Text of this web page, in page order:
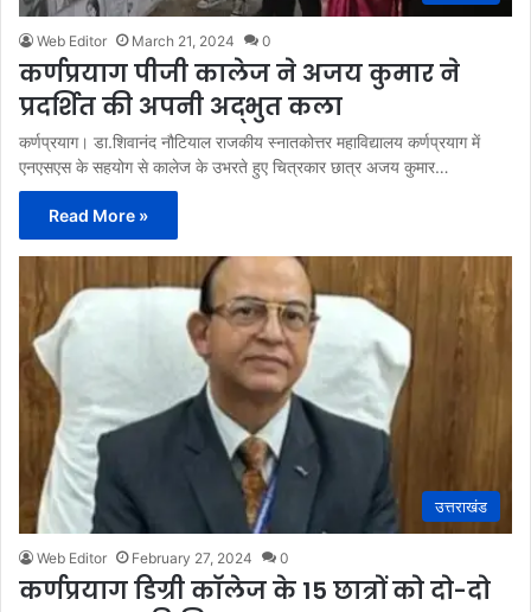
Web Editor March 21, 2024 0
कर्णप्रयाग पीजी कालेज ने अजय कुमार ने
प्रदर्शित की अपनी अद्भुत कला
कर्णप्रयाग। डा.शिवानंद नौटियाल राजकीय स्नातकोत्तर महाविद्यालय कर्णप्रयाग में
एनएसएस के सहयोग से कालेज के उभरते हुए चित्रकार छात्र अजय कुमार…
Read More »
उत्तराखंड
Web Editor February 27, 2024 0
कर्णप्रयाग डिग्री काॅलेज के 15 छात्रों को दो-दो